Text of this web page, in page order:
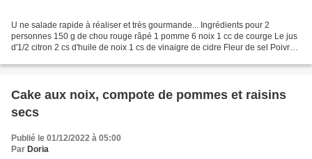
U ne salade rapide à réaliser et très gourmande... Ingrédients pour 2
personnes 150 g de chou rouge râpé 1 pomme 6 noix 1 cc de courge Le jus
d'1/2 citron 2 cs d'huile de noix 1 cs de vinaigre de cidre Fleur de sel Poivre
Cake aux noix, compote de pommes et raisins
secs
Publié le 01/12/2022 à 05:00
Par Doria